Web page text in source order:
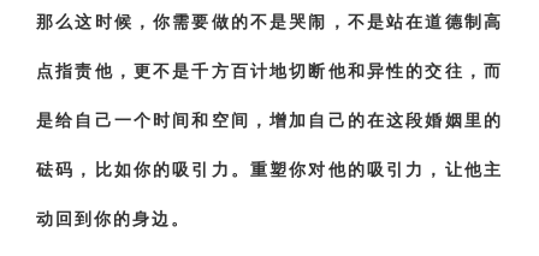
那么这时候，你需要做的不是哭闹，不是站在道德制高
点指责他，更不是千方百计地切断他和异性的交往，而
是给自己一个时间和空间，增加自己的在这段婚姻里的
砝码，比如你的吸引力。重塑你对他的吸引力，让他主
动回到你的身边。